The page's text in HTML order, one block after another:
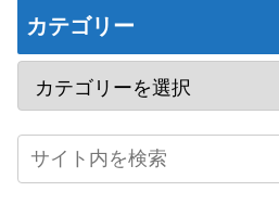
カテゴリー